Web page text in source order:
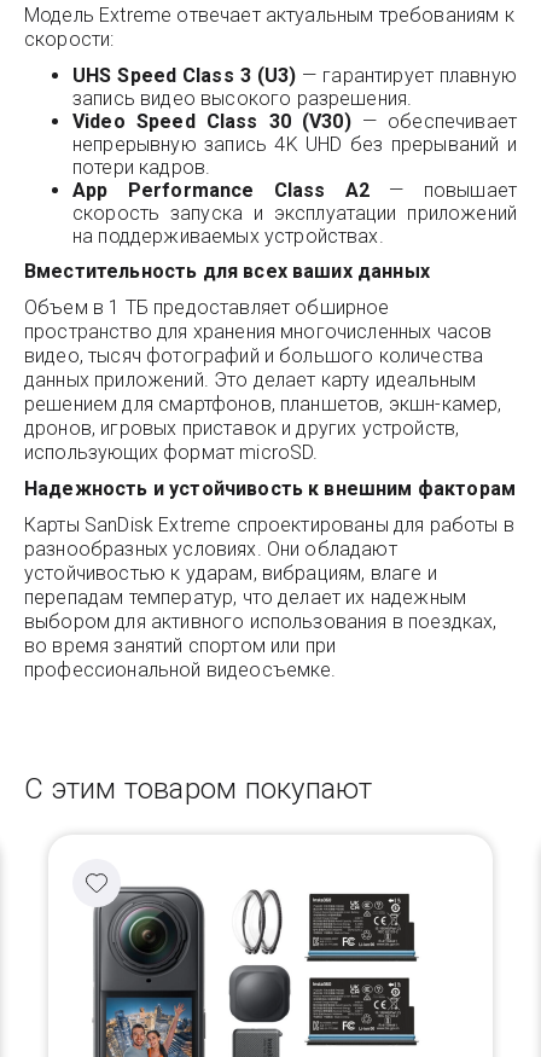
Модель Extreme отвечает актуальным требованиям к
скорости:
UHS Speed Class 3 (U3) — гарантирует плавную
запись видео высокого разрешения.
Video Speed Class 30 (V30)— обеспечивает
непрерывную запись 4K UHD без прерываний и
потери кадров.
App Performance Class A2 — повышает
скорость запуска и эксплуатации приложений
на поддерживаемых устройствах.
Вместительность для всех ваших данных
Объем в 1 ТБ предоставляет обширное
пространство для хранения многочисленных часов
видео, тысяч фотографий и большого количества
данных приложений. Это делает карту идеальным
решением для смартфонов, планшетов, экшн-камер,
дронов, игровых приставок и других устройств,
использующих формат microSD.
Надежность и устойчивость к внешним факторам
Карты SanDisk Extreme спроектированы для работы в
разнообразных условиях. Они обладают
устойчивостью к ударам, вибрациям, влаге и
перепадам температур, что делает их надежным
выбором для активного использования в поездках,
во время занятий спортом или при
профессиональной видеосъемке.
С этим товаром покупают